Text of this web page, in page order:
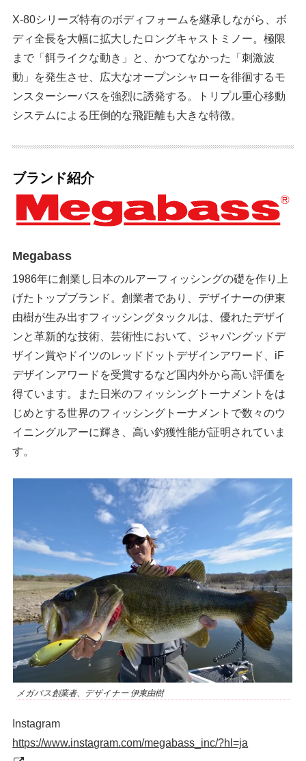
X-80シリーズ特有のボディフォームを継承しながら、ボ
ディ全長を大幅に拡大したロングキャストミノー。極限
まで「餌ライクな動き」と、かつてなかった「刺激波
動」を発生させ、広大なオープンシャローを徘徊するモ
ンスターシーバスを強烈に誘発する。トリプル重心移動
システムによる圧倒的な飛距離も大きな特徴。
ブランド紹介
Megabass
1986年に創業し日本のルアーフィッシングの礎を作り上
げたトップブランド。創業者であり、デザイナーの伊東
由樹が生み出すフィッシングタックルは、優れたデザイ
ンと革新的な技術、芸術性において、ジャパングッドデ
ザイン賞やドイツのレッドドットデザインアワード、iF
デザインアワードを受賞するなど国内外から高い評価を
得ています。また日米のフィッシングトーナメントをは
じめとする世界のフィッシングトーナメントで数々のウ
イニングルアーに輝き、高い釣獲性能が証明されていま
す。
メガバス創業者、デザイナー 伊東由樹
Instagram
https://www.instagram.com/megabass_inc/?hl=ja